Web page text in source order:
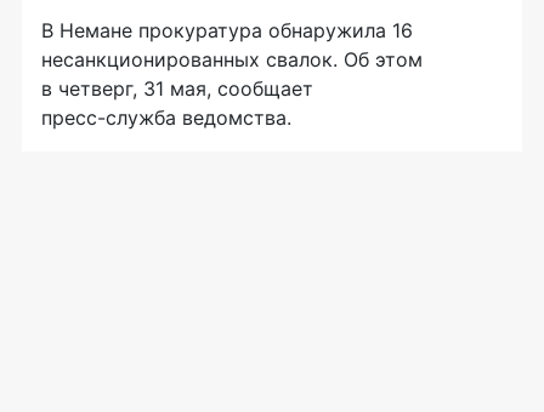
В Немане прокуратура обнаружила 16
несанкционированных свалок. Об этом
в четверг, 31 мая, сообщает
пресс-служба ведомства.